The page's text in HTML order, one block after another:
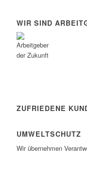
WIR SIND
ZUFRIEDENE
UMWELTSCHUTZ
Wir übernehmen